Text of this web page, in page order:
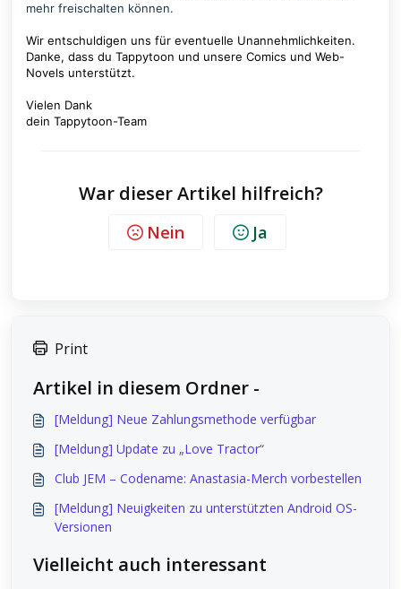
mehr freischalten können.
Wir entschuldigen uns für eventuelle Unannehmlichkeiten.
Danke, dass du Tappytoon und unsere Comics und Web-
Novels unterstützt.
Vielen Dank
dein Tappytoon-Team
War dieser Artikel hilfreich?
Nein Ja
Print
Artikel in diesem Ordner -
[Meldung] Neue Zahlungsmethode verfügbar
[Meldung] Update zu „Love Tractor“
Club JEM – Codename: Anastasia-Merch vorbestellen
[Meldung] Neuigkeiten zu unterstützten Android OS-
Versionen
Vielleicht auch interessant